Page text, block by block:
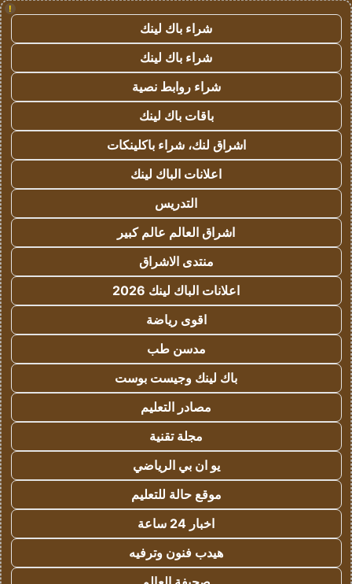
!
شراء باك لينك
شراء باك لينك
شراء روابط نصية
باقات باك لينك
اشراق لنك، شراء باكلينكات
اعلانات الباك لينك
التدريس
اشراق العالم عالم كبير
منتدى الاشراق
اعلانات الباك لينك 2026
اقوى رياضة
مدسن طب
باك لينك وجيست بوست
مصادر التعليم
مجلة تقنية
يو ان بي الرياضي
موقع حالة للتعليم
اخبار 24 ساعة
هيدب فنون وترفيه